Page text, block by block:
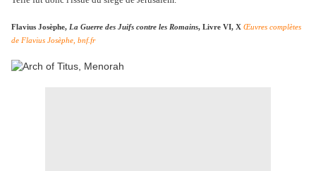
Flavius Josèphe, La Guerre des Juifs contre les Romains, Livre VI, X Œuvres complètes
de Flavius Josèphe, bnf.fr